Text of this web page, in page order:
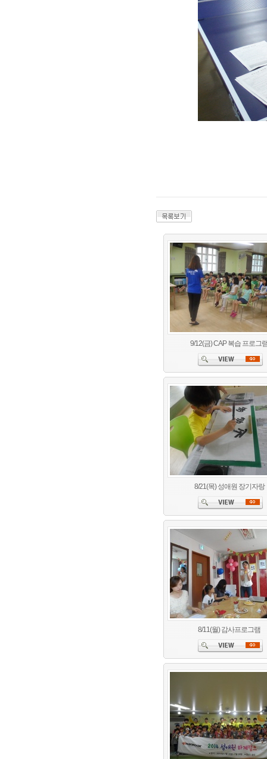
9/12(금) CAP 복습 프로그
8/21(목) 성애원 장기자랑
8/11(월) 감사프로그램